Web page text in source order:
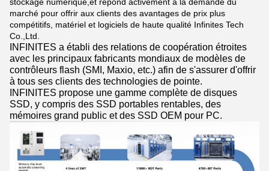
marché pour offrir aux clients des avantages de prix plus
compétitifs, matériel et logiciels de haute qualité Infinites Tech
Co.,Ltd.
INFINITES a établi des relations de coopération étroites
avec les principaux fabricants mondiaux de modèles de
contrôleurs flash (SMI, Maxio, etc.) afin de s'assurer d'offrir
à tous ses clients des technologies de pointe.
INFINITES propose une gamme complète de disques
SSD, y compris des SSD portables rentables, des
mémoires grand public et des SSD OEM pour PC.